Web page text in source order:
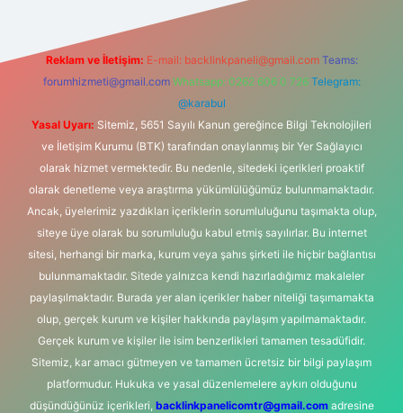
Reklam ve İletişim: E-mail: backlinkpaneli@gmail.com Teams:
forumhizmeti@gmail.com Whatsapp: 0262 606 0 726 Telegram:
@karabul
Yasal Uyarı: Sitemiz, 5651 Sayılı Kanun gereğince Bilgi Teknolojileri
ve İletişim Kurumu (BTK) tarafından onaylanmış bir Yer Sağlayıcı
olarak hizmet vermektedir. Bu nedenle, sitedeki içerikleri proaktif
olarak denetleme veya araştırma yükümlülüğümüz bulunmamaktadır.
Ancak, üyelerimiz yazdıkları içeriklerin sorumluluğunu taşımakta olup,
siteye üye olarak bu sorumluluğu kabul etmiş sayılırlar. Bu internet
sitesi, herhangi bir marka, kurum veya şahıs şirketi ile hiçbir bağlantısı
bulunmamaktadır. Sitede yalnızca kendi hazırladığımız makaleler
paylaşılmaktadır. Burada yer alan içerikler haber niteliği taşımamakta
olup, gerçek kurum ve kişiler hakkında paylaşım yapılmamaktadır.
Gerçek kurum ve kişiler ile isim benzerlikleri tamamen tesadüfidir.
Sitemiz, kar amacı gütmeyen ve tamamen ücretsiz bir bilgi paylaşım
platformudur. Hukuka ve yasal düzenlemelere aykırı olduğunu
düşündüğünüz içerikleri, backlinkpanelicomtr@gmail.comadresine